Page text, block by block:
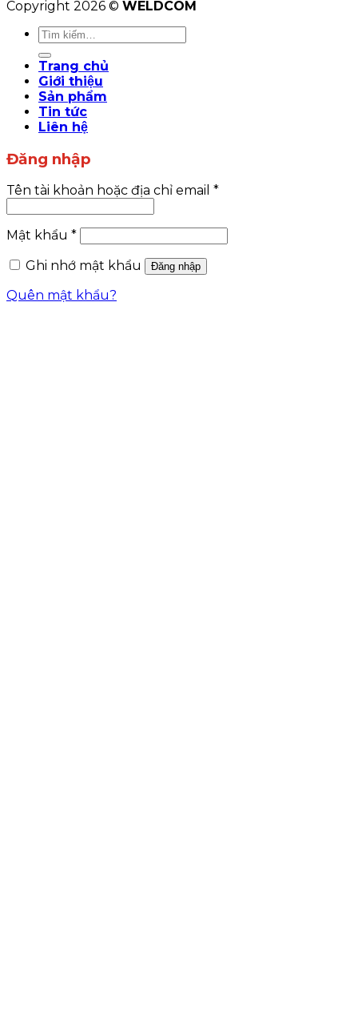
Copyright 2026 © WELDCOM
Tìm
kiếm:
Trang chủ
Giới thiệu
Sản phẩm
Tin tức
Liên hệ
Đăng nhập
Tên tài khoản hoặc địa chỉ email *
Mật khẩu *
Ghi nhớ mật khẩu
Đăng nhập
Quên mật khẩu?